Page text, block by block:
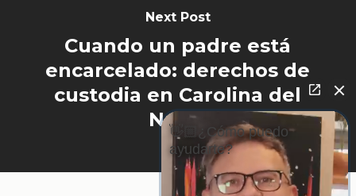
Next Post
Cuando un padre está
encarcelado: derechos de
custodia en Carolina del
Norte
👋🏼¿Cómo puedo
ayudarte?